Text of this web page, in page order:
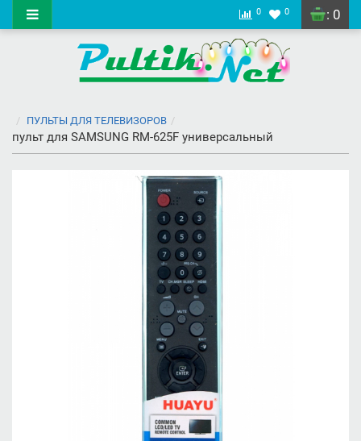
: 0
0 0
ПУЛЬТЫ ДЛЯ ТЕЛЕВИЗОРОВ
пульт для SAMSUNG RM-625F универсальный